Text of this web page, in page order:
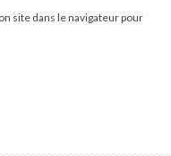
site dans le navigateur pour